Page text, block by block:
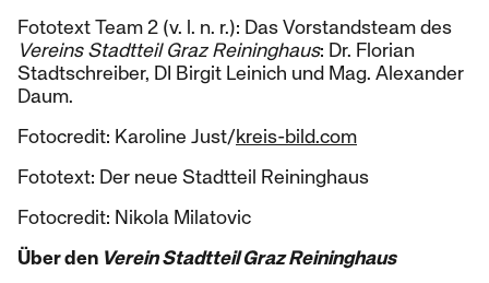
Fototext Team 2 (v. l. n. r.): Das Vorstandsteam des
Vereins Stadtteil Graz Reininghaus: Dr. Florian
Stadtschreiber, DI Birgit Leinich und Mag. Alexander
Daum.
Fotocredit: Karoline Just/kreis-bild.com
Fototext: Der neue Stadtteil Reininghaus
Fotocredit: Nikola Milatovic
Über den Verein Stadtteil Graz Reininghaus